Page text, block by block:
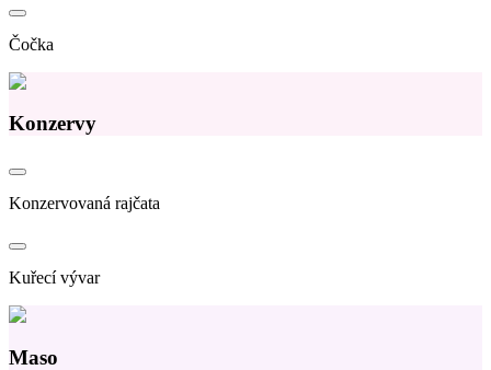
Čočka
Konzervy
Konzervovaná rajčata
Kuřecí vývar
Maso